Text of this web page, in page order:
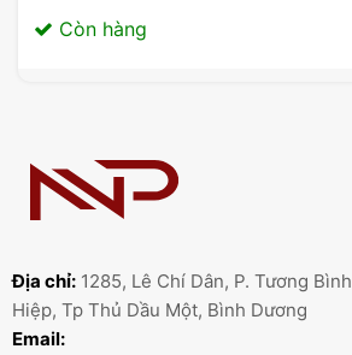
Còn hàng
Địa chỉ: 1285, Lê Chí Dân, P. Tương Bình
Hiệp, Tp Thủ Dầu Một, Bình Dương
Email: